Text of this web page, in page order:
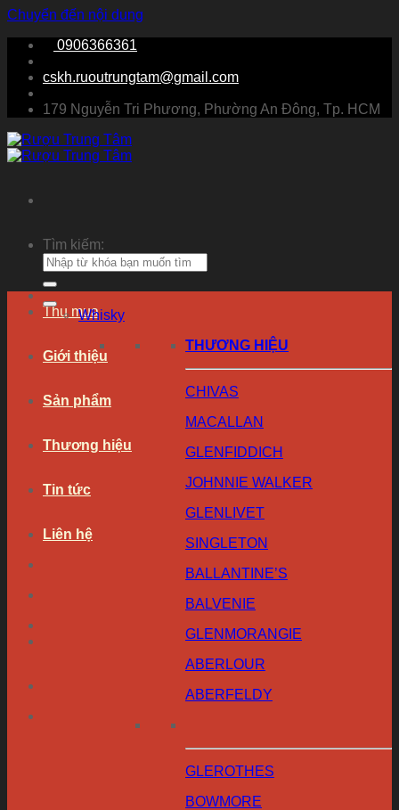
Chuyển đến nội dung
0906366361
cskh.ruoutrungtam@gmail.com
179 Nguyễn Tri Phương, Phường An Đông, Tp. HCM
Tìm kiếm:
Thu mua
Giới thiệu
Sản phẩm
Thương hiệu
Tin tức
Liên hệ
Whisky
THƯƠNG HIỆU
CHIVAS
MACALLAN
GLENFIDDICH
JOHNNIE WALKER
GLENLIVET
SINGLETON
BALLANTINE’S
BALVENIE
GLENMORANGIE
ABERLOUR
ABERFELDY
GLEROTHES
BOWMORE